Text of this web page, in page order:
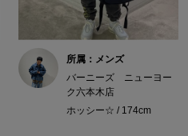
所属：メンズ
バーニーズ ニューヨー
ク六本木店
ホッシー☆ / 174cm